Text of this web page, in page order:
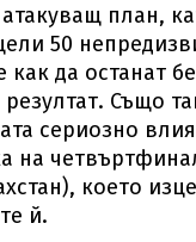
план,
50
да останат
Също
сериозно
на
което
й.